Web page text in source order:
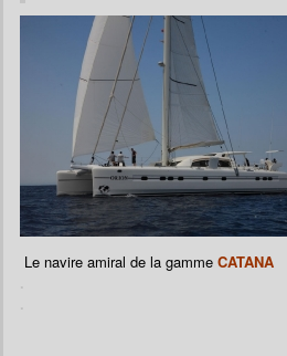
Le navire amiral de la gamme CATANA
.
.